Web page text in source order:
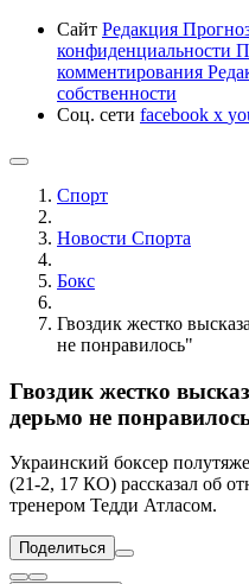
Сайт Редакция
конфиденциальности
комментирования
собственности
Соц. сети facebook x
Спорт
Новости Cпорта
Бокс
Гвоздик жестко
не понравилось"
Гвоздик жестко
дерьмо не
Украинский боксер
(21-2, 17 КО) рассказал об
тренером Тедди Атласом.
Поделиться